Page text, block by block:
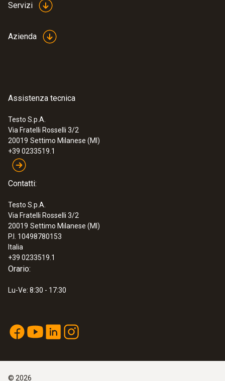
:0560 8651
testo 865s - Termocamera (160 x 120
€ 1.340,78
testo 868s - Termocamera (160 x 120
Servizi
Azienda
Assistenza tecnica
Testo S.p.A.
Via Fratelli Rosselli 3/2
20019 Settimo Milanese (MI)
+39 0233519.1
Contatti:
Testo S.p.A.
Via Fratelli Rosselli 3/2
20019 Settimo Milanese (MI)
P.I. 10498780153
Italia
+39 0233519.1
Orario:
Lu-Ve: 8:30 - 17:30
© 2026